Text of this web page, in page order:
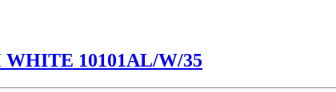
10101AL/W/35